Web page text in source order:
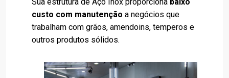
custo com manutenção a negócios que
trabalham com grãos, amendoins, temperos e
outros produtos sólidos.